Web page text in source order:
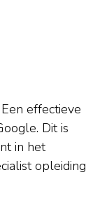
effectieve
Dit is
in het
opleiding